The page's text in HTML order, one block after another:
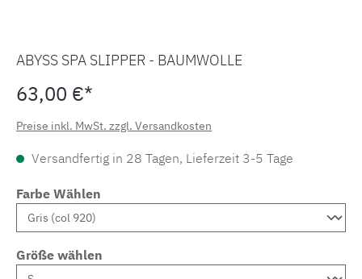
ABYSS SPA SLIPPER - BAUMWOLLE
63,00 €*
Preise inkl. MwSt. zzgl. Versandkosten
Versandfertig in 28 Tagen, Lieferzeit 3-5 Tage
Farbe Wählen
Größe wählen